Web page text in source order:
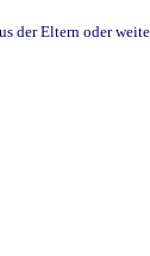
Eltern oder